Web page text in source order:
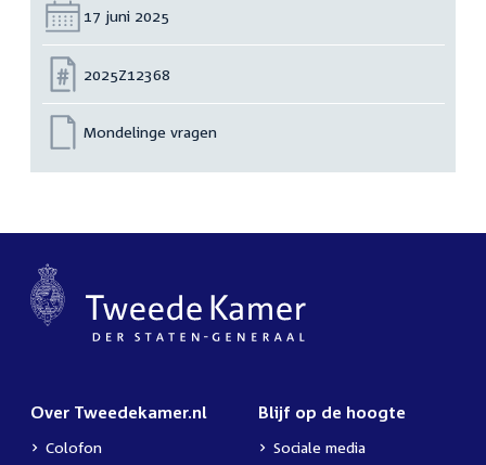
Datum:
17 juni 2025
Nummer:
2025Z12368
Mondelinge vragen
Over Tweedekamer.nl
Colofon
Blijf op de hoogte
Sociale media